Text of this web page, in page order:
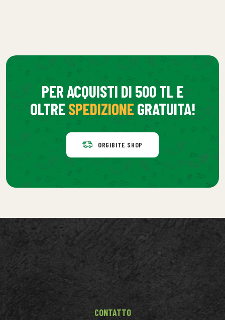
PER ACQUISTI DI 500 TL E
OLTRESPEDIZIONE GRATUITA!
ORGIBITE SHOP
CONTATTO